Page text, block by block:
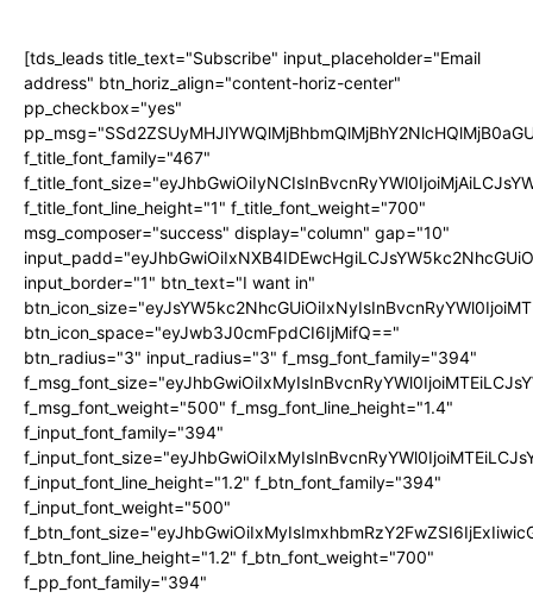
[tds_leads title_text="Subscribe" input_placeholder="Email
address" btn_horiz_align="content-horiz-center"
pp_checkbox="yes"
f_title_font_family="467"
f_title_font_line_height="1" f_title_font_weight="700"
msg_composer="success" display="column" gap="10"
input_border="1" btn_text="I want in"
btn_icon_space="eyJwb3J0cmFpdCI6IjMifQ=="
btn_radius="3" input_radius="3" f_msg_font_family="394"
f_msg_font_weight="500" f_msg_font_line_height="1.4"
f_input_font_family="394"
f_input_font_line_height="1.2" f_btn_font_family="394"
f_input_font_weight="500"
f_btn_font_line_height="1.2" f_btn_font_weight="700"
f_pp_font_family="394"